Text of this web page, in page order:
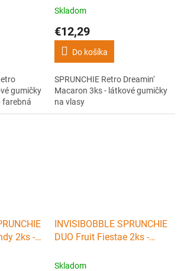
gumičky
farebná
vlasy
Skladom
€12,29
Do košíka
SPRUNCHIE Retro Dreamin‘
Macaron 3ks - látkové gumičky
na vlasy
2ks -
INVISIBOBBLE SPRUNCHIE
DUO Fruit Fiestae 2ks -
biela + ružová s melónmi
Skladom